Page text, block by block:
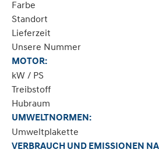
Farbe
Standort
Lieferzeit
Unsere Nummer
MOTOR:
kW / PS
Treibstoff
Hubraum
UMWELTNORMEN:
Umweltplakette
VERBRAUCH UND EMISSIONEN